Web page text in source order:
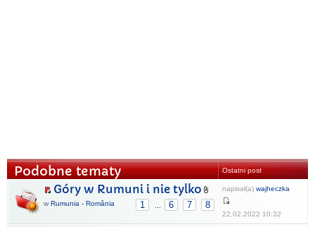
Podobne tematy Ostatni post
Góry w Rumuni i nie tylko
1 6 7 8
w Rumunia - România
napisał(a) wajheczka
22.02.2022 10:32